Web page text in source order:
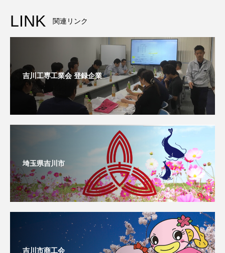
LINK 関連リンク
吉川工専工業会 登録企業
埼玉県吉川市
吉川市商工会